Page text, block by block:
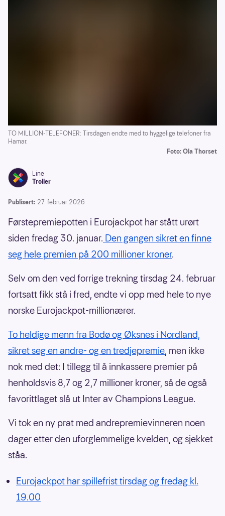
TO MILLION-TELEFONER: Tirsdagen endte med to hyggelige telefoner fra
Hamar.
Foto: Ola Thorset
Line
Troller
Publisert: 27. februar 2026
Førstepremiepotten i Eurojackpot har stått urørt
siden fredag 30. januar. Den gangen sikret en finne
seg hele premien på 200 millioner kroner.
Selv om den ved forrige trekning tirsdag 24. februar
fortsatt fikk stå i fred, endte vi opp med hele to nye
norske Eurojackpot-millionærer.
To heldige menn fra Bodø og Øksnes i Nordland,
sikret seg en andre- og en tredjepremie, men ikke
nok med det: I tillegg til å innkassere premier på
henholdsvis 8,7 og 2,7 millioner kroner, så de også
favorittlaget slå ut Inter av Champions League.
Vi tok en ny prat med andrepremievinneren noen
dager etter den uforglemmelige kvelden, og sjekket
ståa.
Eurojackpot har spillefrist tirsdag og fredag kl.
19.00